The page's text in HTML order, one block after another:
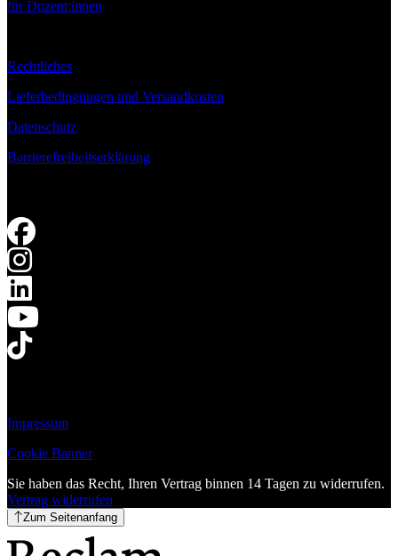
für Dozent:innen
Rechtliches
Lieferbedingungen und Versandkosten
Datenschutz
Barrierefreiheitserklärung
Impressum
Cookie Banner
Sie haben das Recht, Ihren Vertrag binnen 14 Tagen zu widerrufen.
Vertrag widerrufen
Zum Seitenanfang